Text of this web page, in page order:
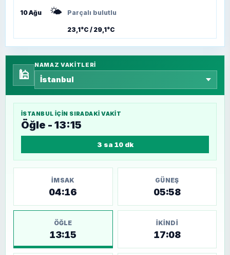
10 Ağu 🌤️ Parçalı bulutlu
23,1°C / 29,1°C
🕌
NAMAZ VAKITLERI
İSTANBUL IÇIN SIRADAKI VAKIT
Öğle - 13:15
3 sa 10 dk
İMSAK
04:16
GÜNEŞ
05:58
ÖĞLE
13:15
İKINDI
17:08